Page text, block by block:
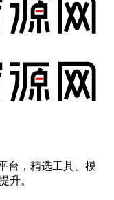
台，精选工具、模
升。